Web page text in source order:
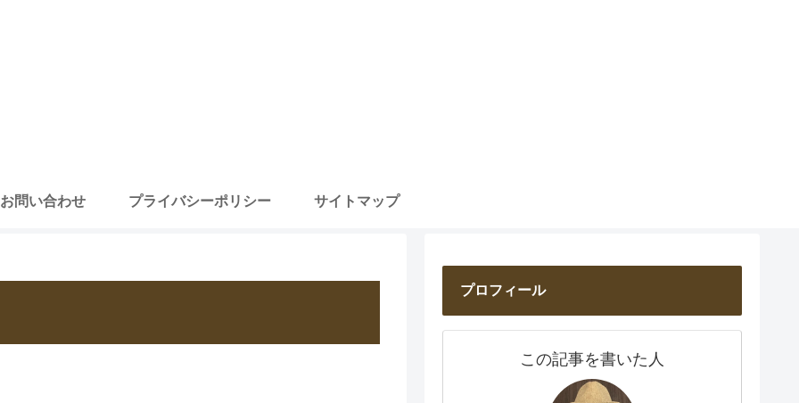
お問い合わせ プライバシーポリシー サイトマップ
プロフィール
この記事を書いた人